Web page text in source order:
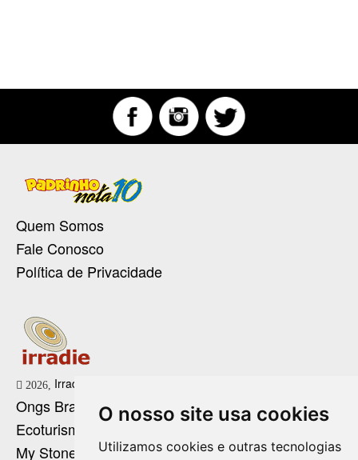
O nosso site usa cookies
Utilizamos cookies e outras tecnologias
Quem Somos
Fale Conosco
Política de Privacidade
2026, Irradie Marketing Digital
Ongs Brasil
Ecoturismo no Brasil
My Stone Cristaloterapia